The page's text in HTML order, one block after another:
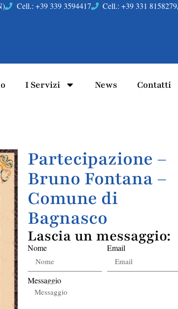
Cell.: +39 339 3594417 Cell.: +39 331 8158279
I Servizi News Contatti
Partecipazione –
Bruno Fontana –
Comune di
Bagnasco
Lascia un messaggio:
Nome Email
Messaggio